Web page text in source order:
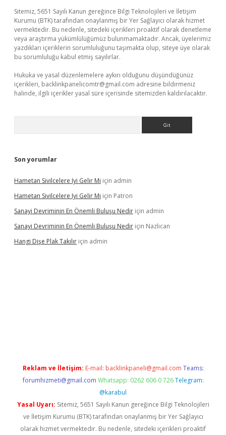
Sitemiz, 5651 Sayılı Kanun gereğince Bilgi Teknolojileri ve İletişim
Kurumu (BTK) tarafından onaylanmış bir Yer Sağlayıcı olarak hizmet
vermektedir. Bu nedenle, sitedeki içerikleri proaktif olarak denetleme
veya araştırma yükümlülüğümüz bulunmamaktadır. Ancak, üyelerimiz
yazdıkları içeriklerin sorumluluğunu taşımakta olup, siteye üye olarak
bu sorumluluğu kabul etmiş sayılırlar.
Hukuka ve yasal düzenlemelere aykırı olduğunu düşündüğünüz
içerikleri, backlinkpanelicomtr@gmail.com adresine bildirmeniz
halinde, ilgili içerikler yasal süre içerisinde sitemizden kaldırılacaktır.
Son yorumlar
Hametan Sivilcelere Iyi Gelir Mi için admin
Hametan Sivilcelere Iyi Gelir Mi için Patron
Sanayi Devriminin En Önemli Buluşu Nedir için admin
Sanayi Devriminin En Önemli Buluşu Nedir için Nazlıcan
Hangi Dişe Plak Takılır için admin
Reklam ve İletişim: E-mail: backlinkpaneli@gmail.com Teams:
forumhizmeti@gmail.com Whatsapp: 0262 606 0 726 Telegram:
@karabul
Yasal Uyarı: Sitemiz, 5651 Sayılı Kanun gereğince Bilgi Teknolojileri
ve İletişim Kurumu (BTK) tarafından onaylanmış bir Yer Sağlayıcı
olarak hizmet vermektedir. Bu nedenle, sitedeki içerikleri proaktif